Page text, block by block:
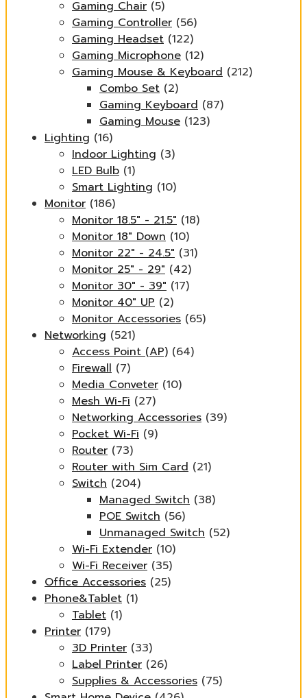
Gaming Chair (5)
Gaming Controller (56)
Gaming Headset (122)
Gaming Microphone (12)
Gaming Mouse & Keyboard (212)
Combo Set (2)
Gaming Keyboard (87)
Gaming Mouse (123)
Lighting (16)
Indoor Lighting (3)
LED Bulb (1)
Smart Lighting (10)
Monitor (186)
Monitor 18.5" - 21.5" (18)
Monitor 18" Down (10)
Monitor 22" - 24.5" (31)
Monitor 25" - 29" (42)
Monitor 30" - 39" (17)
Monitor 40" UP (2)
Monitor Accessories (65)
Networking (521)
Access Point (AP) (64)
Firewall (7)
Media Conveter (10)
Mesh Wi-Fi (27)
Networking Accessories (39)
Pocket Wi-Fi (9)
Router (73)
Router with Sim Card (21)
Switch (204)
Managed Switch (38)
POE Switch (56)
Unmanaged Switch (52)
Wi-Fi Extender (10)
Wi-Fi Receiver (35)
Office Accessories (25)
Phone&Tablet (1)
Tablet (1)
Printer (179)
3D Printer (33)
Label Printer (26)
Supplies & Accessories (75)